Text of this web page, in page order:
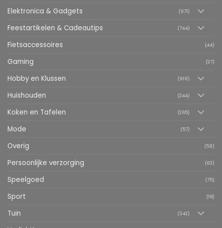
Elektronica & Gadgets (971)
Feestartikelen & Cadeautips (744)
Fietsaccessoires (44)
Gaming (27)
Hobby en Klussen (919)
Huishouden (244)
Koken en Tafelen (265)
Mode (57)
Overig (59)
Persoonlijke verzorging (63)
Speelgoed (75)
Sport (18)
Tuin (342)